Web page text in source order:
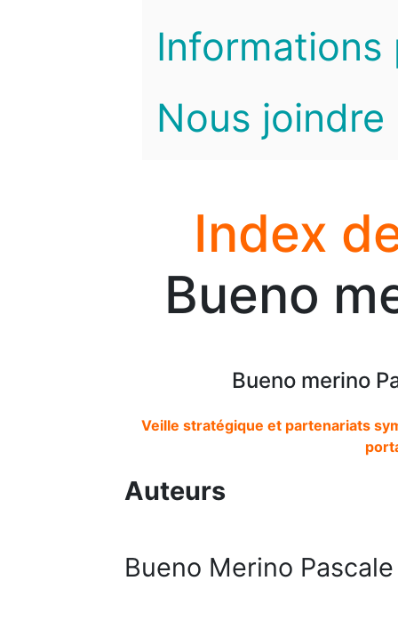
Informations
Nous joindre
Index
Bueno
Bueno merino
Veille stratégique et partenariats
Auteurs
Bueno Merino Pascale